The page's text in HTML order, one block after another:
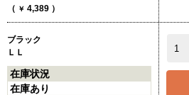
（ ￥ 4,389 ）
ブラック
ＬＬ
在庫状況
在庫あり